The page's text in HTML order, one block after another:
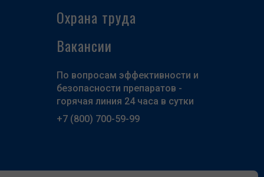
Охрана труда
Вакансии
По вопросам эффективности и
безопасности препаратов -
горячая линия 24 часа в сутки
+7 (800) 700-59-99